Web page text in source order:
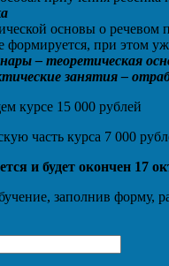
основы о речевом
при этом
– теоретическая
занятия –
курсе 15 000 рублей
часть курса 7 000
и будет окончен 17
заполнив форму,